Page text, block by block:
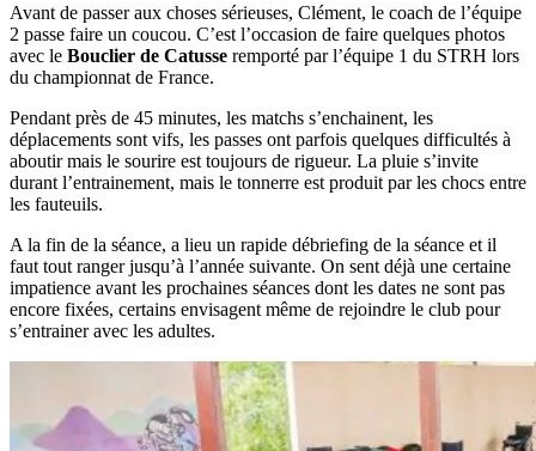
Avant de passer aux choses sérieuses, Clément, le coach de l’équipe
2 passe faire un coucou. C’est l’occasion de faire quelques photos
avec le Bouclier de Catusse remporté par l’équipe 1 du STRH lors
du championnat de France.
Pendant près de 45 minutes, les matchs s’enchainent, les
déplacements sont vifs, les passes ont parfois quelques difficultés à
aboutir mais le sourire est toujours de rigueur. La pluie s’invite
durant l’entrainement, mais le tonnerre est produit par les chocs entre
les fauteuils.
A la fin de la séance, a lieu un rapide débriefing de la séance et il
faut tout ranger jusqu’à l’année suivante. On sent déjà une certaine
impatience avant les prochaines séances dont les dates ne sont pas
encore fixées, certains envisagent même de rejoindre le club pour
s’entrainer avec les adultes.